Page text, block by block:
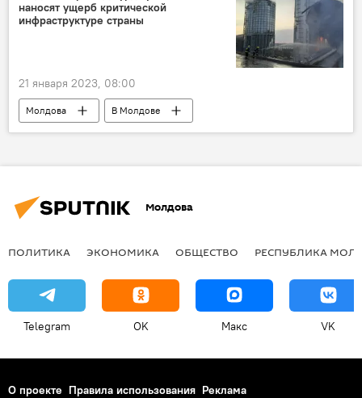
наносят ущерб критической
инфраструктуре страны
21 января 2023, 08:00
Молдова
В Молдове
Джурджулешты
Джурджулешты порт
Молдова
ПОЛИТИКА ЭКОНОМИКА ОБЩЕСТВО РЕСПУБЛИКА
Telegram OK Макс VK
О проекте Правила использования Реклама